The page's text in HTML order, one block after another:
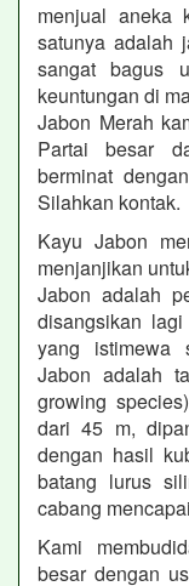
menjual aneka
satunya adalah
sangat bagus
keuntungan di
Jabon Merah
Partai besar
berminat
Silahkan kontak.
Kayu Jabon
menjanjikan
Jabon adalah
disangsikan
yang istimewa
Jabon adalah
growing
dari 45 m,
dengan hasil
batang lurus
cabang
Kami
besar dengan